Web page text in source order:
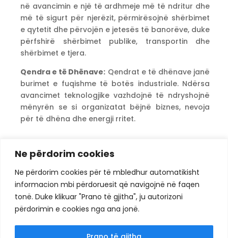
Ne përdorim cookies
Ne përdorim cookies për të mbledhur automatikisht
informacion mbi përdoruesit që navigojnë në faqen
tonë. Duke klikuar "Prano të gjitha", ju autorizoni
përdorimin e cookies nga ana jonë.
në avancimin e një të ardhmeje më të ndritur dhe
më të sigurt për njerëzit, përmirësojnë shërbimet
e qytetit dhe përvojën e jetesës të banorëve, duke
përfshirë shërbimet publike, transportin dhe
shërbimet e tjera.
Qendra e të Dhënave: Qendrat e të dhënave janë
burimet e fuqishme të botës industriale. Ndërsa
avancimet teknologjike vazhdojnë të ndryshojnë
mënyrën se si organizatat bëjnë biznes, nevoja
për të dhëna dhe energji rritet.
ACTI| Fuqizimi i ekosistemit teknologjik të
Shqipërisë duke bashkuar profesionistët e IT për
të nxitur inovacionin, standardet dhe të
ardhmen dixhitale.